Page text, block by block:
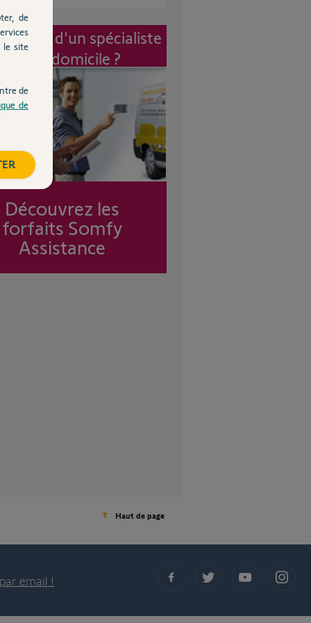
d'un spécialiste
à mon domicile ?
Découvrez les
forfaits Somfy
Assistance
Haut de page
email !
de
le site
de
de